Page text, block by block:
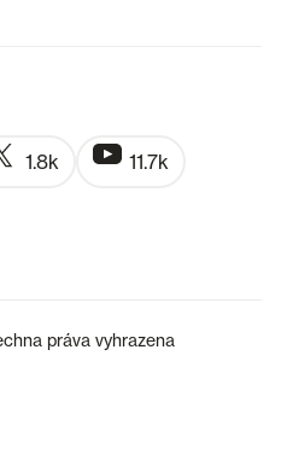
1.8k 11.7k
práva vyhrazena